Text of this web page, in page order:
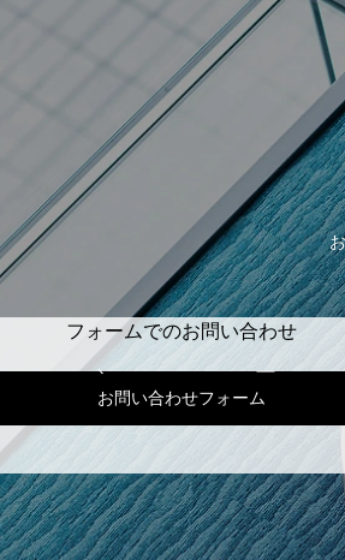
フォームでのお問い合わせ
お問い合わせフォーム